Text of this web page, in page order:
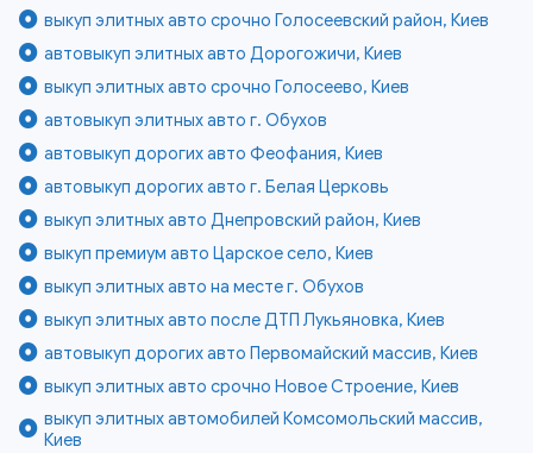
выкуп элитных авто срочно Голосеевский район, Киев
автовыкуп элитных авто Дорогожичи, Киев
выкуп элитных авто срочно Голосеево, Киев
автовыкуп элитных авто г. Обухов
автовыкуп дорогих авто Феофания, Киев
автовыкуп дорогих авто г. Белая Церковь
выкуп элитных авто Днепровский район, Киев
выкуп премиум авто Царское село, Киев
выкуп элитных авто на месте г. Обухов
выкуп элитных авто после ДТП Лукьяновка, Киев
автовыкуп дорогих авто Первомайский массив, Киев
выкуп элитных авто срочно Новое Строение, Киев
выкуп элитных автомобилей Комсомольский массив,
Киев